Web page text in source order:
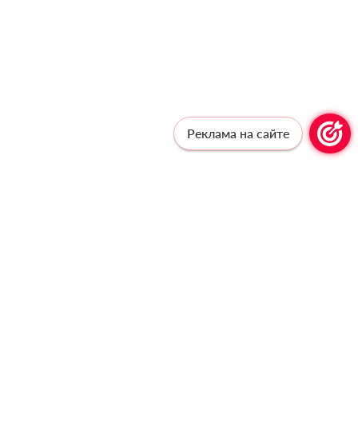
Реклама на сайте